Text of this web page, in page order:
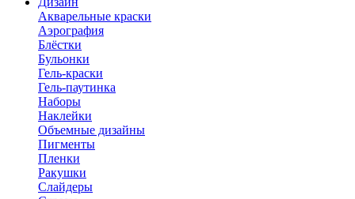
Акварельные краски
Аэрография
Блёстки
Бульонки
Гель-краски
Гель-паутинка
Наборы
Наклейки
Объемные дизайны
Пигменты
Пленки
Ракушки
Слайдеры